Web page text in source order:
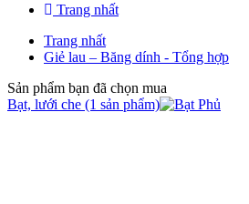
Trang nhất
Trang nhất
Giẻ lau – Băng dính - Tổng hợp
Sản phẩm bạn đã chọn mua
Bạt, lưới che (1 sản phẩm)